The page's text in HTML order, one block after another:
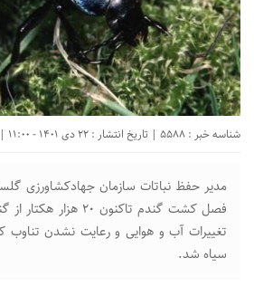
شناسه خبر : 5588 | تاریخ انتشار : 22 دی 1401 - 11:00 |
مدیر حفظ نباتات سازمان جهادکشاورزی
فصل کشت گندم تاکنون
تغییرات آب و هوایی و رعایت نشدن
سیاه شد.